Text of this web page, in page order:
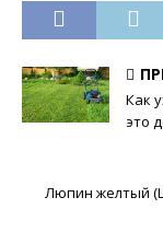
Как
это
Люпин желтый